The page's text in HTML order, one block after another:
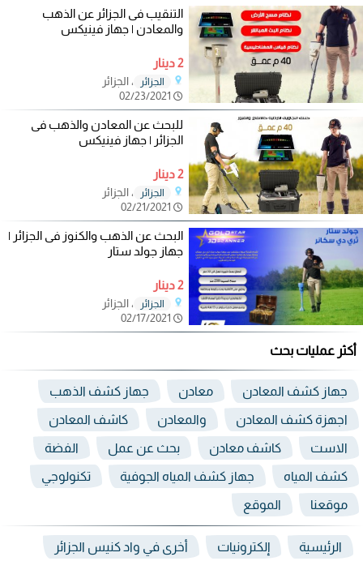
التنقيب فى الجزائر عن الذهب
والمعادن | جهاز فينيكس
2 دينار
الجزائر
، الجزائر
للبحث عن المعادن والذهب فى
الجزائر | جهاز فينيكس
2 دينار
الجزائر
، الجزائر
البحث عن الذهب والكنوز فى الجزائر |
جهاز جولد ستار
2 دينار
الجزائر
، الجزائر
أكثر عمليات بحث
جهاز كشف المعادن معادن جهاز كشف الذهب
اجهزة كشف المعادن والمعادن كاشف المعادن
الاست كاشف معادن بحث عن عمل الفضة
كشف المياه جهاز كشف المياه الجوفية تكنولوجي
موقعنا الموقع
الرئيسية إلكترونيات أخرى في واد كنيس الجزائر